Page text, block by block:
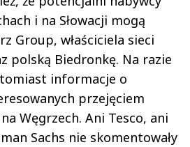
i na Słowacji mogą
Group, właściciela sieci
polską Biedronkę. Na razie
informacje o
przejęciem
Węgrzech. Ani Tesco, ani
Sachs nie skomentowały